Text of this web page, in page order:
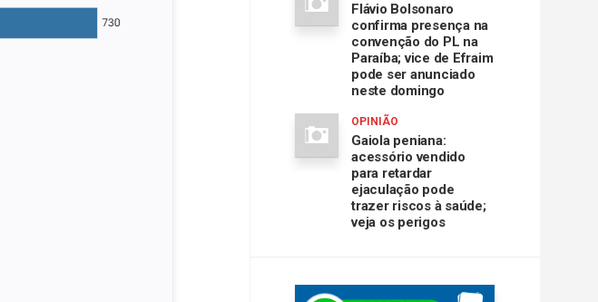
Flávio Bolsonaro
confirma presença na
convenção do PL na
Paraíba; vice de Efraim
pode ser anunciado
neste domingo
OPINIÃO
Gaiola peniana:
acessório vendido
para retardar
ejaculação pode
trazer riscos à saúde;
veja os perigos